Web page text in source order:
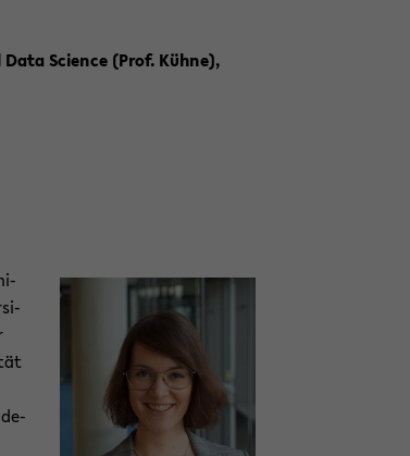
Sci­ence (Prof. Kühne),